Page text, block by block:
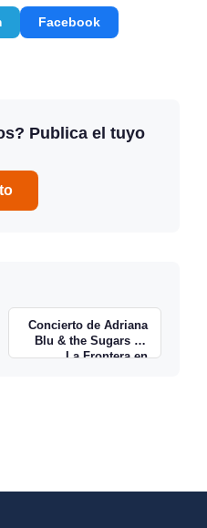
Facebook
Publica el tuyo
Concierto de Adriana
Blu & the Sugars en
La Frontera en